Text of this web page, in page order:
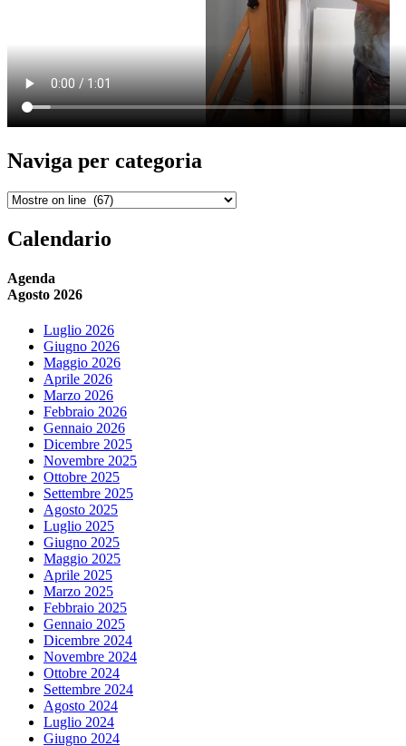
Naviga per categoria
Naviga
categoria
Calendario
Agenda
Agosto 2026
Luglio 2026
Giugno 2026
Maggio 2026
Aprile 2026
Marzo 2026
Febbraio 2026
Gennaio 2026
Dicembre 2025
Novembre 2025
Ottobre 2025
Settembre 2025
Agosto 2025
Luglio 2025
Giugno 2025
Maggio 2025
Aprile 2025
Marzo 2025
Febbraio 2025
Gennaio 2025
Dicembre 2024
Novembre 2024
Ottobre 2024
Settembre 2024
Agosto 2024
Luglio 2024
Giugno 2024